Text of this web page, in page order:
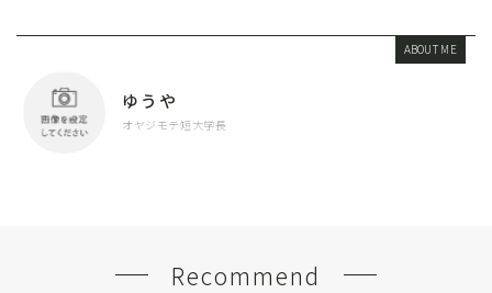
ABOUT ME
ゆうや
オヤジモテ短大学長
Recommend